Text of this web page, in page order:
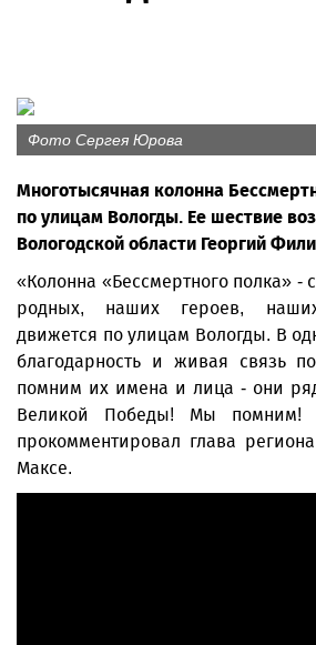
Фото Сергея Юрова
Многотысячная колонна
по улицам Вологды. Ее шествие
Вологодской области Георгий
«Колонна «Бессмертного полка» -
родных, наших героев,
движется по улицам Вологды. В
благодарность и живая связь
помним их имена и лица - они
Великой Победы! Мы помним!
прокомментировал глава
Максе.